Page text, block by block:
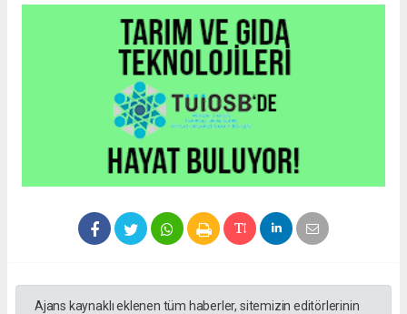
Ajans kaynaklı eklenen tüm haberler, sitemizin editörlerinin